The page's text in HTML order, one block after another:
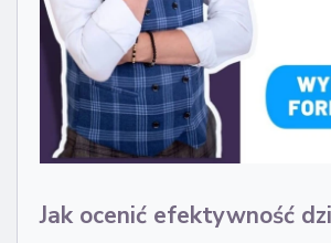
Jak ocenić efektywność